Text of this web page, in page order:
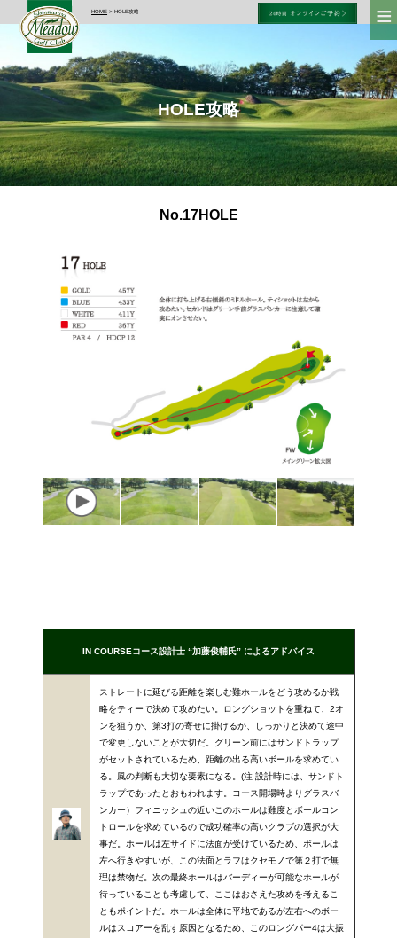
≡
HOME > HOLE攻略
HOLE攻略
No.17HOLE
IN COURSEコース設計士 “加藤俊輔氏” によるアドバイス
ストレートに延びる距離を楽しむ難ホールをどう攻めるか戦
略をティーで決めて攻めたい。ロングショットを重ねて、2オ
ンを狙うか、第3打の寄せに掛けるか、しっかりと決めて途中
で変更しないことが大切だ。グリーン前にはサンドトラップ
がセットされているため、距離の出る高いボールを求めてい
る。風の判断も大切な要素になる。(注 設計時には、サンドト
ラップであったとおもわれます。コース開場時よりグラスバ
ンカー）フィニッシュの近いこのホールは難度とボールコン
トロールを求めているので成功確率の高いクラブの選択が大
事だ。ホールは左サイドに法面が受けているため、ボールは
左へ行きやすいが、この法面とラフはクセモノで第２打で無
理は禁物だ。次の最終ホールはバーディーが可能なホールが
待っていることも考慮して、ここはおさえた攻めを考えるこ
ともポイントだ。ホールは全体に平地であるが左右へのボー
ルはスコアーを乱す原因となるため、このロングパー4は大振